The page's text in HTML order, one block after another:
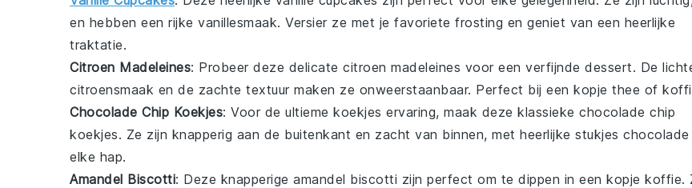
en hebben een rijke vanillesmaak. Versier ze met je favoriete frosting en geniet van een heerlijke
traktatie.
Citroen Madeleines: Probeer deze delicate citroen madeleines voor een verfijnde dessert. De
citroensmaak en de zachte textuur maken ze onweerstaanbaar. Perfect bij een kopje thee of
Chocolade Chip Koekjes: Voor de ultieme koekjes ervaring, maak deze klassieke chocolade chip
koekjes. Ze zijn knapperig aan de buitenkant en zacht van binnen, met heerlijke stukjes chocolade
elke hap.
Amandel Biscotti: Deze knapperige amandel biscotti zijn perfect om te dippen in een kopje koffie.